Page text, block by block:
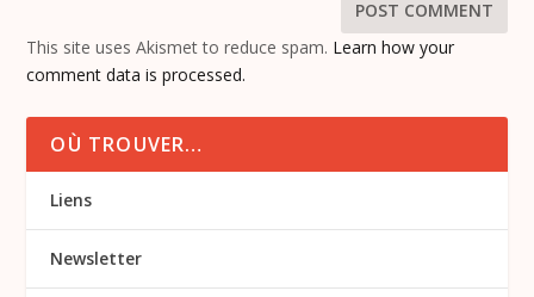
This site uses Akismet to reduce spam. Learn how your
comment data is processed.
OÙ TROUVER…
Liens
Newsletter